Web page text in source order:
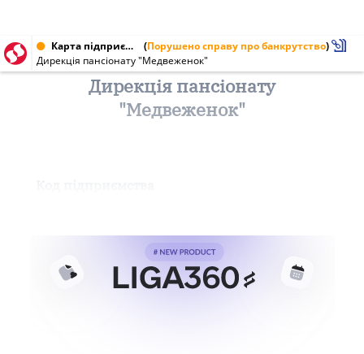
Карта підприємства від 19.04.2001 № 00513780 (Порушено справу про банкрутство)
Дирекція пансіонату "Медвеженок"
Дирекція пансіонату
"Медвеженок"